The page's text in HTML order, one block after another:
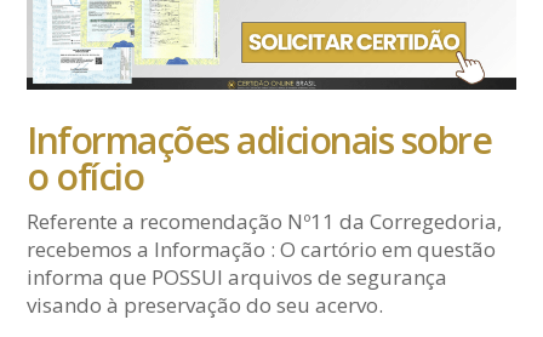
Informações adicionais sobre
o ofício
Referente a recomendação Nº11 da Corregedoria,
recebemos a Informação : O cartório em questão
informa que POSSUI arquivos de segurança
visando à preservação do seu acervo.